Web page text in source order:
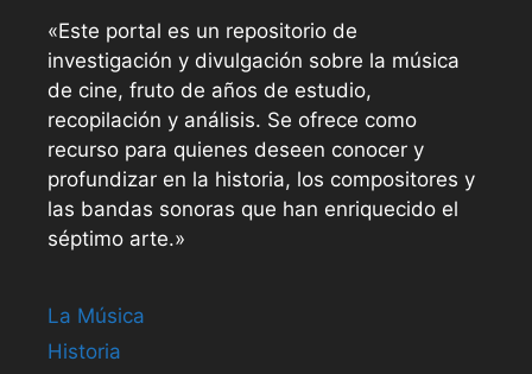
«Este portal es un repositorio de
investigación y divulgación sobre la música
de cine, fruto de años de estudio,
recopilación y análisis. Se ofrece como
recurso para quienes deseen conocer y
profundizar en la historia, los compositores y
las bandas sonoras que han enriquecido el
séptimo arte.»
La Música
Historia